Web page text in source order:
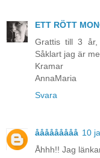
ETT RÖTT
Grattis till 3
Såklart jag är
Kramar
AnnaMaria
Svara
ååååååååå 10
Åhhh!! Jag